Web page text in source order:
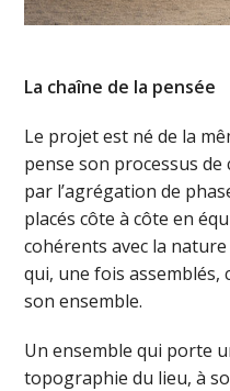
La chaîne de la pensée
Le projet est né de la
pense son processus
par l’agrégation de
placés côte à côte en
cohérents avec la
qui, une fois
son ensemble.
Un ensemble qui porte
topographie du lieu, à